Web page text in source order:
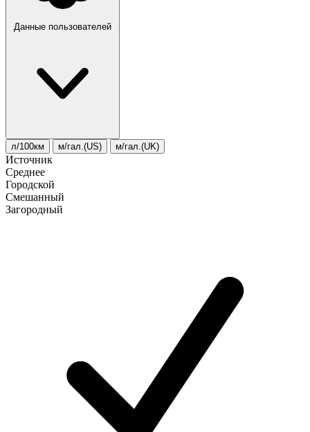
Данные пользователей
л/100км м/гал.(US) м/гал.(UK)
Источник
Среднее
Городской
Смешанный
Загородный